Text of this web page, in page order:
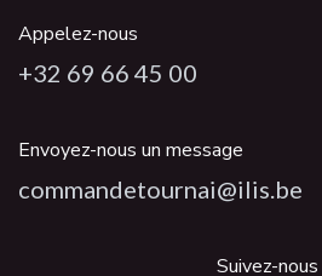
Appelez-nous
+32 69 66 45 00
Envoyez-nous un message
commandetournai@ilis.be
Suivez-nous